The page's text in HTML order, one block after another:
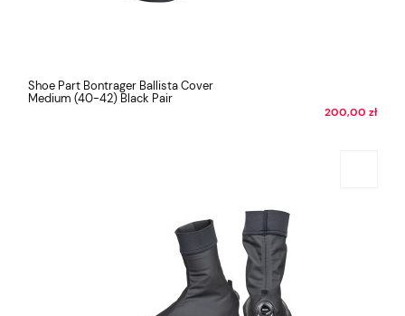
Shoe Part Bontrager Ballista Cover
Medium (40-42) Black Pair
200,00 zł